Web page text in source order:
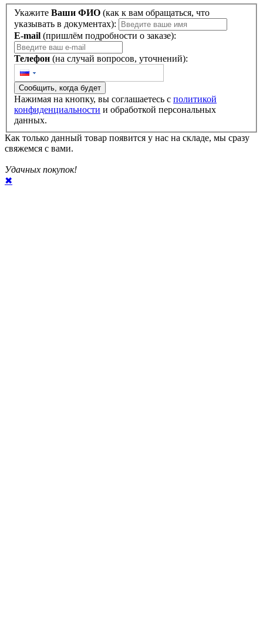
Укажите Ваши ФИО
указывать в документах):
E-mail (пришлём подробности о заказе):
Телефон (на случай вопросов, уточнений):
Сообщить, когда будет
Нажимая на кнопку, вы соглашаетесь с политикой
конфиденциальности
данных.
Как только данный товар появится у нас на складе, мы сразу
свяжемся с вами.
Удачных покупок!
✖